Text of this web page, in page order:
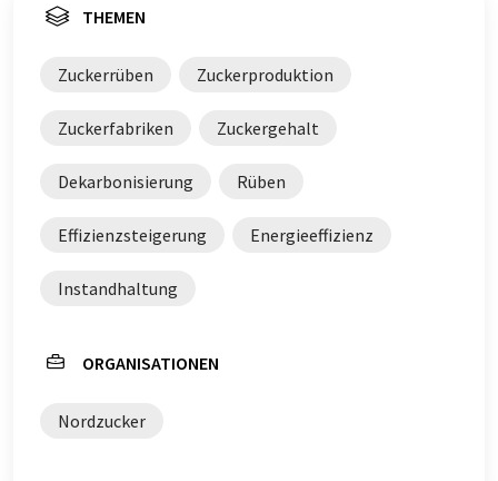
THEMEN
Zuckerrüben Zuckerproduktion
Zuckerfabriken Zuckergehalt
Dekarbonisierung Rüben
Effizienzsteigerung Energieeffizienz
Instandhaltung
ORGANISATIONEN
Nordzucker